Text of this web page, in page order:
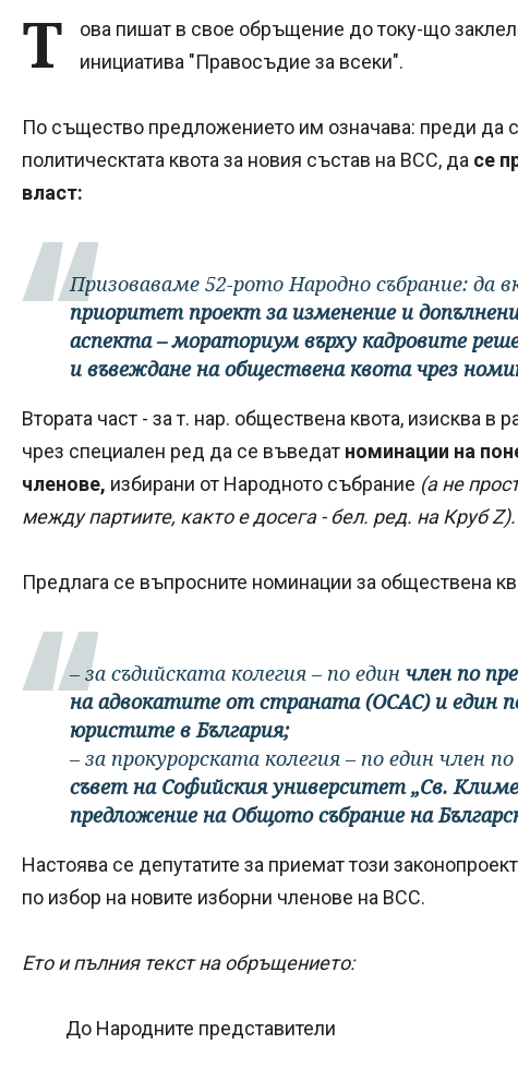
Т
ова пишат в свое обръщение до току-що
инициатива "Правосъдие за всеки".
По същество предложението им означава: преди да
политическтата квота за новия състав на ВСС, да се
власт:
Призоваваме 52-рото Народно събрание: да
приоритет проект за изменение и
аспекта – мораториум върху кадровите
и въвеждане на обществена квота чрез
Втората част - за т. нар. обществена квота, изисква в
чрез специален ред да се въведат номинации на
членове, избирани от Народното събрание (а не
между партиите, както е досега - бел. ред. на Круб Z).
Предлага се въпросните номинации за обществена
– за съдийската колегия – по един член по
на адвокатите от страната (ОСАС) и един
юристите в България;
– за прокурорската колегия – по един член
съвет на Софийския университет „Св.
предложение на Общото събрание на
Настоява се депутатите за приемат този
по избор на новите изборни членове на ВСС.
Ето и пълния текст на обръщението:
До Народните представители